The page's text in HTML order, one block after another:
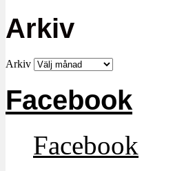
Arkiv
Arkiv
Facebook
Facebook